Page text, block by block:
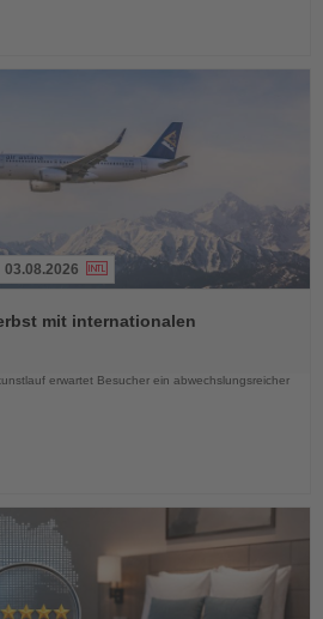
03.08.2026
mit internationalen
erwartet Besucher ein abwechslungsreicher